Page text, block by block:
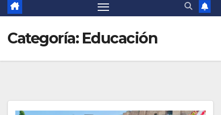
Categoría: Educación